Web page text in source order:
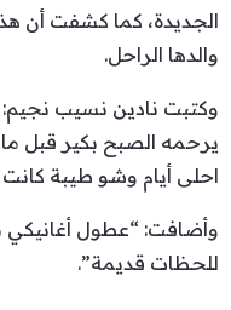
الجديدة، كما كشفت أن
والدها الراحل.
وكتبت نادين نسيب نجيم:
يرحمه الصبح بكير قبل
احلى أيام وشو طيبة
وأضافت: “عطول أغانيكي
للحظات قديمة”.